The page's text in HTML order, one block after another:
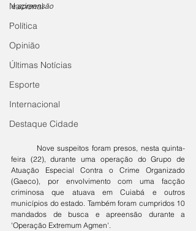
Nacional
Política
Opinião
Últimas Notícias
Esporte
Internacional
Destaque Cidade
e apreensão
feira (22), durante uma operação do Grupo de
Atuação Especial Contra o Crime Organizado
(Gaeco), por envolvimento com uma facção
criminosa que atuava em Cuiabá e outros
municípios do estado. Também foram cumpridos 10
mandados de busca e apreensão durante a
'Operação Extremum Agmen'.